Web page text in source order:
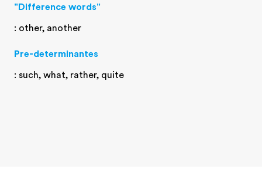
"Difference words"
: other, another
Pre-determinantes
: such, what, rather, quite